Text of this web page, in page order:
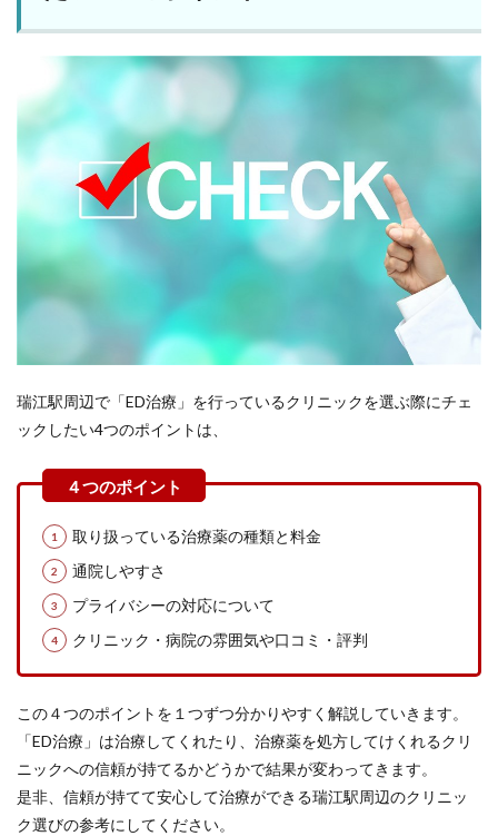
瑞江駅周辺で「ED治療」を行っているクリニックを選ぶ際にチェ
ックしたい4つのポイントは、
取り扱っている治療薬の種類と料金
通院しやすさ
プライバシーの対応について
クリニック・病院の雰囲気や口コミ・評判
この４つのポイントを１つずつ分かりやすく解説していきます。
「ED治療」は治療してくれたり、治療薬を処方してけくれるクリ
ニックへの信頼が持てるかどうかで結果が変わってきます。
是非、信頼が持てて安心して治療ができる瑞江駅周辺のクリニッ
ク選びの参考にしてください。